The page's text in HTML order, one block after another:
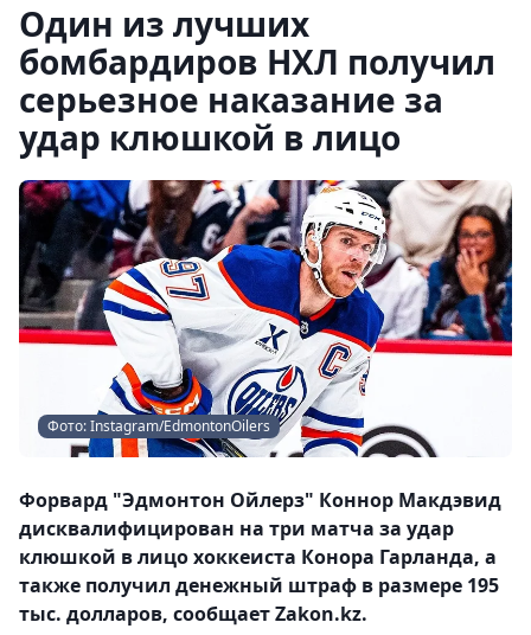
Один из лучших
бомбардиров НХЛ получил
серьезное наказание за
удар клюшкой в лицо
Фото: Instagram/EdmontonOilers
Форвард "Эдмонтон Ойлерз" Коннор Макдэвид
дисквалифицирован на три матча за удар
клюшкой в лицо хоккеиста Конора Гарланда, а
также получил денежный штраф в размере 195
тыс. долларов, сообщает Zakon.kz.